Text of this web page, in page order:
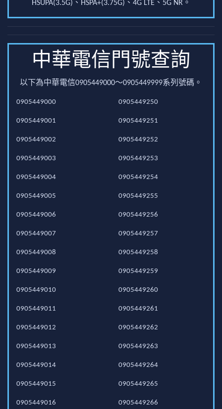
HSUPA(3.5G)、HSPA+(3.75G)、4G LTE、5G NR。
中華電信門號查詢
以下為中華電信0905449000～0905449999系列號碼。
0905449000
0905449001
0905449002
0905449003
0905449004
0905449005
0905449006
0905449007
0905449008
0905449009
0905449010
0905449011
0905449012
0905449013
0905449014
0905449015
0905449016
0905449250
0905449251
0905449252
0905449253
0905449254
0905449255
0905449256
0905449257
0905449258
0905449259
0905449260
0905449261
0905449262
0905449263
0905449264
0905449265
0905449266